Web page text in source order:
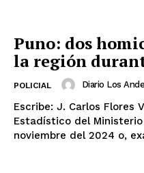
Puno: dos
la región
POLICIAL Diario Los
Escribe: J. Carlos Flores Vargas De
Estadístico del
noviembre del 2024 o,